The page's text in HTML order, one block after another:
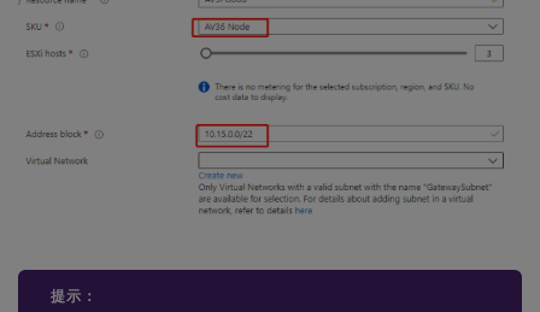
提示：